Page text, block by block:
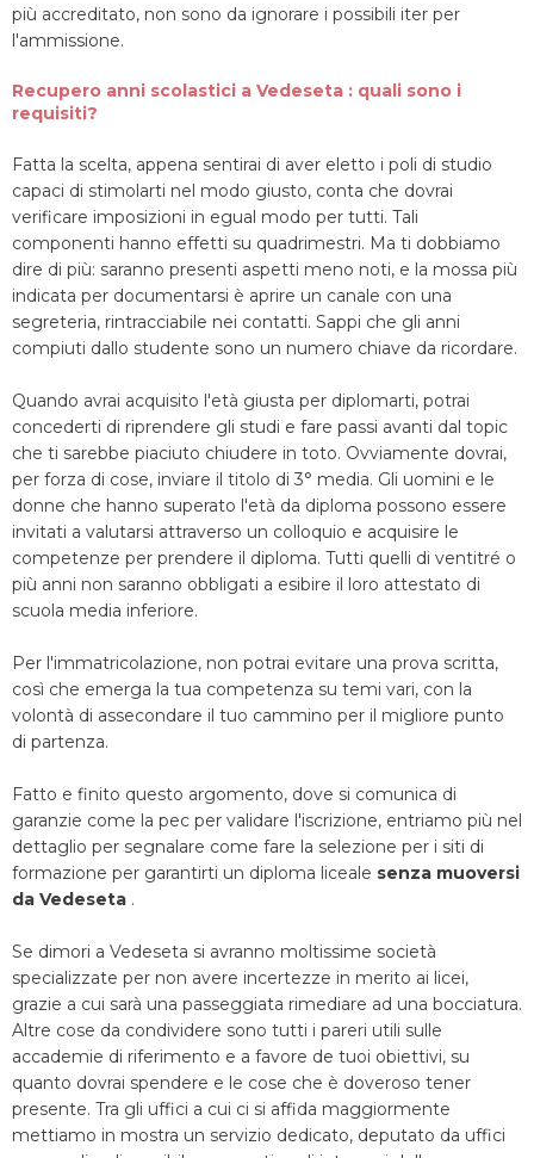
più accreditato, non sono da ignorare i possibili iter per
l'ammissione.
Recupero anni scolastici a Vedeseta : quali sono i
requisiti?
Fatta la scelta, appena sentirai di aver eletto i poli di studio
capaci di stimolarti nel modo giusto, conta che dovrai
verificare imposizioni in egual modo per tutti. Tali
componenti hanno effetti su quadrimestri. Ma ti dobbiamo
dire di più: saranno presenti aspetti meno noti, e la mossa più
indicata per documentarsi è aprire un canale con una
segreteria, rintracciabile nei contatti. Sappi che gli anni
compiuti dallo studente sono un numero chiave da ricordare.
Quando avrai acquisito l'età giusta per diplomarti, potrai
concederti di riprendere gli studi e fare passi avanti dal topic
che ti sarebbe piaciuto chiudere in toto. Ovviamente dovrai,
per forza di cose, inviare il titolo di 3° media. Gli uomini e le
donne che hanno superato l'età da diploma possono essere
invitati a valutarsi attraverso un colloquio e acquisire le
competenze per prendere il diploma. Tutti quelli di ventitré o
più anni non saranno obbligati a esibire il loro attestato di
scuola media inferiore.
Per l'immatricolazione, non potrai evitare una prova scritta,
così che emerga la tua competenza su temi vari, con la
volontà di assecondare il tuo cammino per il migliore punto
di partenza.
Fatto e finito questo argomento, dove si comunica di
garanzie come la pec per validare l'iscrizione, entriamo più nel
dettaglio per segnalare come fare la selezione per i siti di
formazione per garantirti un diploma liceale senza muoversi
da Vedeseta .
Se dimori a Vedeseta si avranno moltissime società
specializzate per non avere incertezze in merito ai licei,
grazie a cui sarà una passeggiata rimediare ad una bocciatura.
Altre cose da condividere sono tutti i pareri utili sulle
accademie di riferimento e a favore de tuoi obiettivi, su
quanto dovrai spendere e le cose che è doveroso tener
presente. Tra gli uffici a cui ci si affida maggiormente
mettiamo in mostra un servizio dedicato, deputato da uffici